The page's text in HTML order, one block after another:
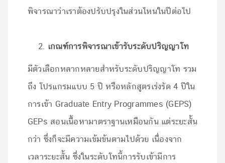
พิจารณาว่าเราต้องปรับปรุงในส่วนไหนในปีต่อไป
เกณฑ์การพิจารณาเข้ารับระดับปริญญาโท
มีตัวเลือกหลากหลายสำหรับระดับปริญญาโท รวม
ถึง โปรแกรมแบบ 5 ปี หรือหลักสูตรเร่งรัด 4 ปีใน
การเข้า Graduate Entry Programmes (GEPS)
GEPs สอนเนื้อหามาตราฐานเหมือนกัน แต่ระยะสั้น
กว่า ซึ่งก็จะมีความเข้มข้นตามไปด้วย เนื่องจาก
เวลาระยะสั้น ซึ่งในระดับโทนี้การรับเข้ามีการ